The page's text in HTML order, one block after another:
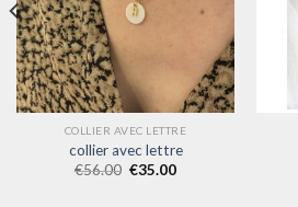
COLLIER AVEC LETTRE
collier avec lettre
€56.00 €35.00